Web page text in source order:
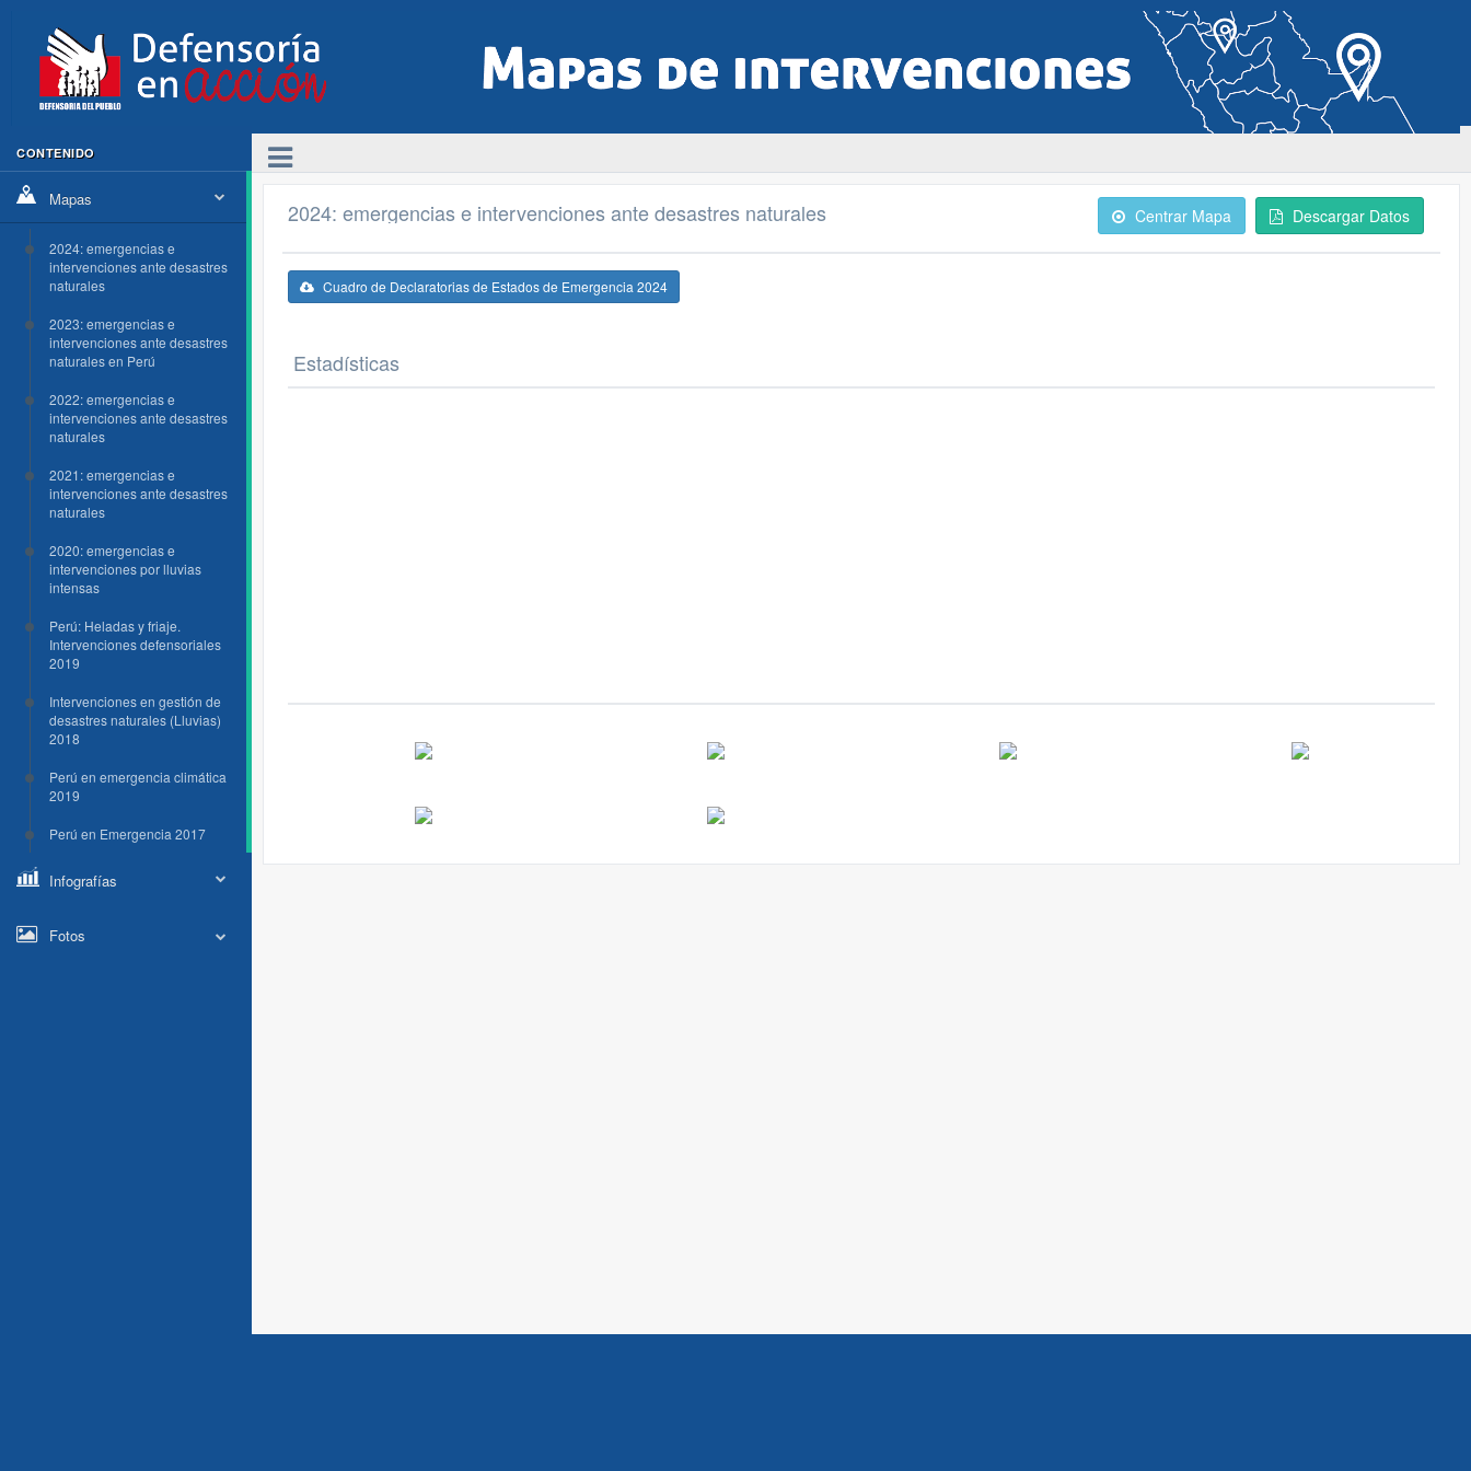
CONTENIDO
Mapas
2024: emergencias e
intervenciones ante desastres
naturales
2023: emergencias e
intervenciones ante desastres
naturales en Perú
2022: emergencias e
intervenciones ante desastres
naturales
2021: emergencias e
intervenciones ante desastres
naturales
2020: emergencias e
intervenciones por lluvias
intensas
Perú: Heladas y friaje.
Intervenciones defensoriales
2019
Intervenciones en gestión de
desastres naturales (Lluvias)
2018
Perú en emergencia climática
2019
Perú en Emergencia 2017
Infografías
Fotos
2024: emergencias e intervenciones ante desastres naturales Centrar Mapa Descargar Datos
Cuadro de Declaratorias de Estados de Emergencia 2024
Estadísticas